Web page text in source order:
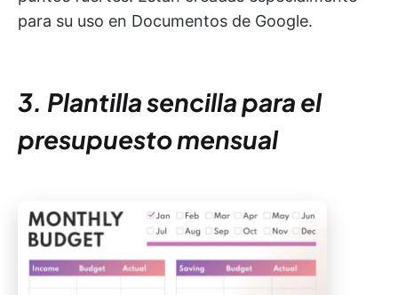
para su uso en Documentos de Google.
3. Plantilla sencilla para el
presupuesto mensual